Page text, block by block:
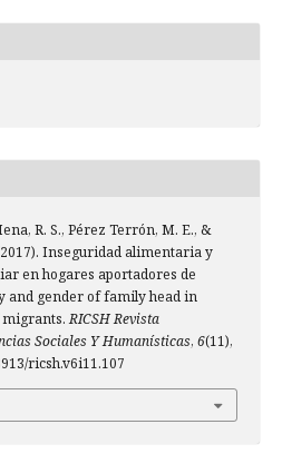
R. S., Pérez Terrón, M. E., &
Inseguridad alimentaria y
en hogares aportadores de
and gender of family head in
migrants.RICSH Revista
Sociales Y Humanísticas, 6(11),
ricsh.v6i11.107